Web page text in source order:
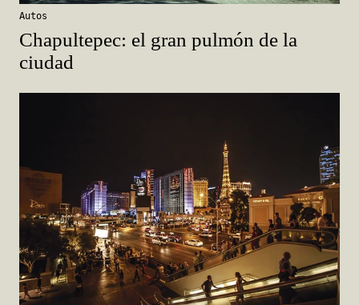
Autos
Chapultepec: el gran pulmón de la
ciudad